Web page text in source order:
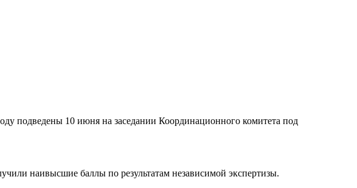
подведены 10 июня на заседании Координационного комитета под
наивысшие баллы по результатам независимой экспертизы.